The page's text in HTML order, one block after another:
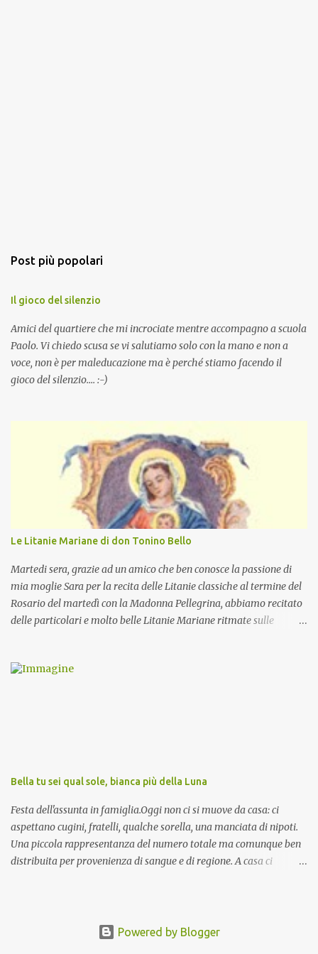
Post più popolari
Il gioco del silenzio
Amici del quartiere che mi incrociate mentre accompagno a scuola
Paolo. Vi chiedo scusa se vi salutiamo solo con la mano e non a
voce, non è per maleducazione ma è perché stiamo facendo il
gioco del silenzio.... :-)
Le Litanie Mariane di don Tonino Bello
Martedi sera, grazie ad un amico che ben conosce la passione di
mia moglie Sara per la recita delle Litanie classiche al termine del
Rosario del martedì con la Madonna Pellegrina, abbiamo recitato
delle particolari e molto belle Litanie Mariane ritmate sulle
preghiera.
Bella tu sei qual sole, bianca più della Luna
Festa dell'assunta in famiglia.Oggi non ci si muove da casa: ci
aspettano cugini, fratelli, qualche sorella, una manciata di nipoti.
Una piccola rappresentanza del numero totale ma comunque ben
distribuita per provenienza di sangue e di regione. A casa ci
Powered by Blogger